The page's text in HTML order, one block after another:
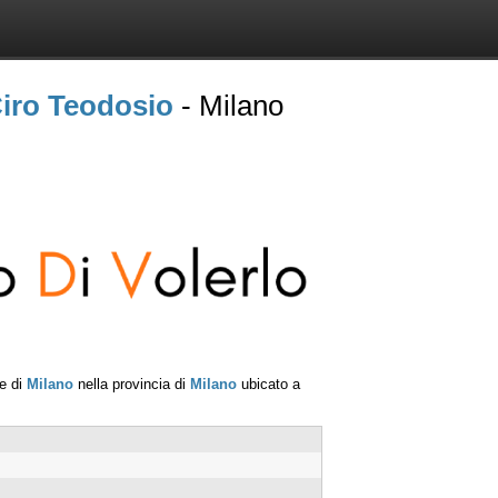
Teodosio - Milano
di Milano nella provincia di Milano ubicato a